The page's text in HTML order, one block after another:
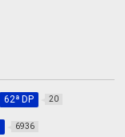
62ª DP 20
6936